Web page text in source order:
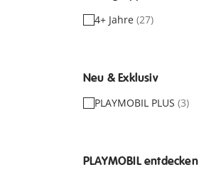
4+ Jahre (27)
Neu & Exklusiv
PLAYMOBIL PLUS (3)
PLAYMOBIL entdecken